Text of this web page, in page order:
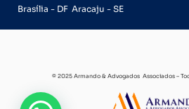
Brasília - DF Aracaju - SE
© 2025 Armando & Advogados Associados –